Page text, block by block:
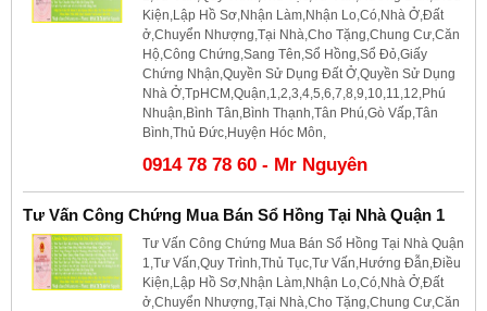
Kiện,Lập Hồ Sơ,Nhận Làm,Nhận Lo,Có,Nhà Ở,Đất
ở,Chuyển Nhượng,Tại Nhà,Cho Tặng,Chung Cư,Căn
Hộ,Công Chứng,Sang Tên,Sổ Hồng,Sổ Đỏ,Giấy
Chứng Nhận,Quyền Sử Dụng Đất Ở,Quyền Sử Dụng
Nhà Ở,TpHCM,Quận,1,2,3,4,5,6,7,8,9,10,11,12,Phú
Nhuận,Bình Tân,Bình Thạnh,Tân Phú,Gò Vấp,Tân
Bình,Thủ Đức,Huyện Hóc Môn,
0914 78 78 60 - Mr Nguyên
Tư Vấn Công Chứng Mua Bán Sổ Hồng Tại Nhà Quận 1
Tư Vấn Công Chứng Mua Bán Sổ Hồng Tại Nhà Quận
1,Tư Vấn,Quy Trình,Thủ Tục,Tư Vấn,Hướng Đẫn,Điều
Kiện,Lập Hồ Sơ,Nhận Làm,Nhận Lo,Có,Nhà Ở,Đất
ở,Chuyển Nhượng,Tại Nhà,Cho Tặng,Chung Cư,Căn